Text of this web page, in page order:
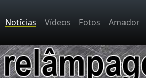
Notícias Vídeos Fotos Amador